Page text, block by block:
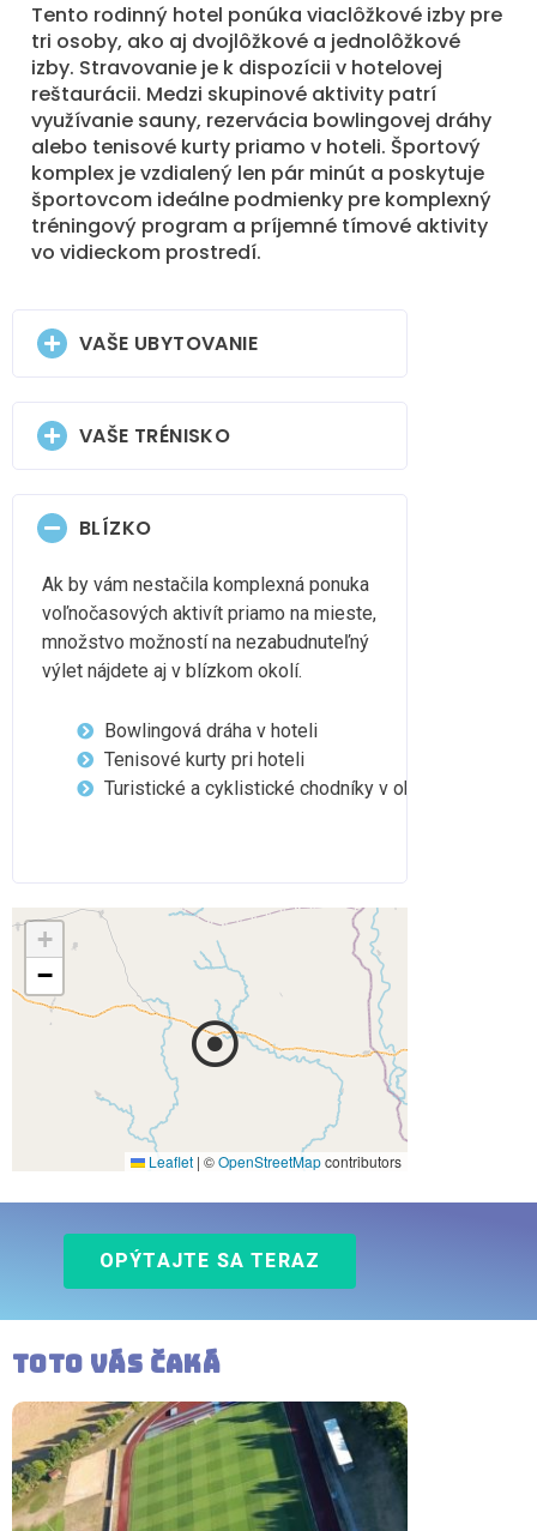
Tento rodinný hotel ponúka viaclôžkové izby pre
tri osoby, ako aj dvojlôžkové a jednolôžkové
izby. Stravovanie je k dispozícii v hotelovej
reštaurácii. Medzi skupinové aktivity patrí
využívanie sauny, rezervácia bowlingovej dráhy
alebo tenisové kurty priamo v hoteli. Športový
komplex je vzdialený len pár minút a poskytuje
športovcom ideálne podmienky pre komplexný
tréningový program a príjemné tímové aktivity
vo vidieckom prostredí.
VAŠE UBYTOVANIE
VAŠE TRÉNISKO
BLÍZKO
Ak by vám nestačila komplexná ponuka
voľnočasových aktivít priamo na mieste,
množstvo možností na nezabudnuteľný
výlet nájdete aj v blízkom okolí.
Bowlingová dráha v hoteli
Tenisové kurty pri hoteli
Turistické a cyklistické chodníky v okolí hotela
+
−
Leaflet | ©OpenStreetMapcontributors
OPÝTAJTE SA TERAZ
Toto vás čaká